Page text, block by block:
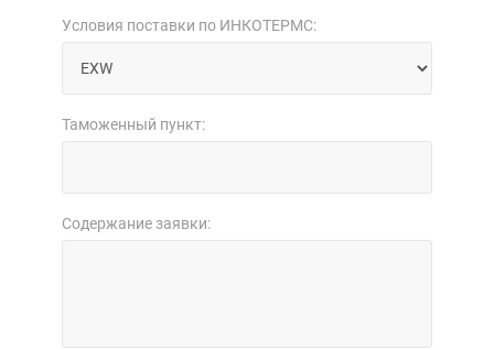
Условия поставки по ИНКОТЕРМС:
Таможенный пункт:
Содержание заявки: